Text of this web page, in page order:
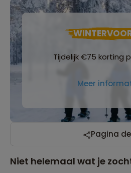
Tijdelijk €75 korting
Meer
Pagina
Niet helemaal wat je